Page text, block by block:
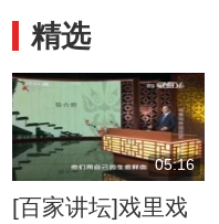
精选
05:16
[百家讲坛]戏里戏